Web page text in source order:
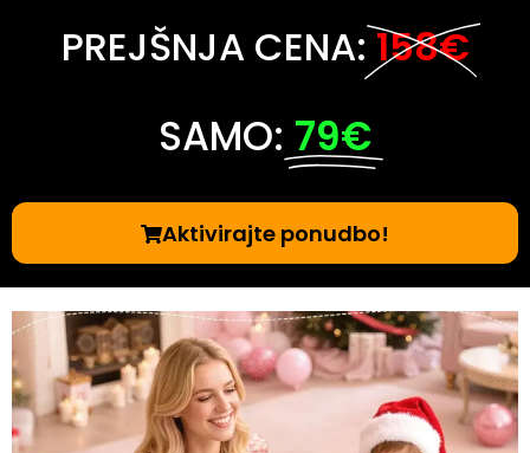
PREJŠNJA CENA: 158€
SAMO: 79€
Aktivirajte ponudbo!